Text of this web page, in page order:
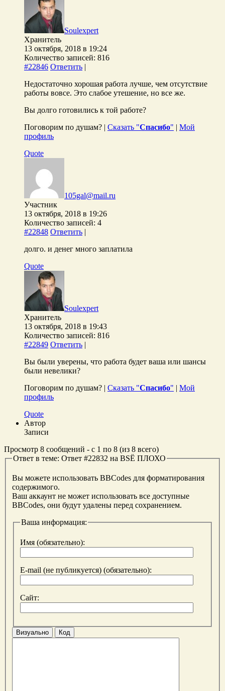
Soulexpert
Хранитель
13 октября, 2018 в 19:24
Количество записей: 816
#22846 Ответить |
Недостаточно хорошая работа лучше, чем отсутствие
работы вовсе. Это слабое утешение, но все же.
Вы долго готовились к той работе?
Поговорим по душам? | Сказать "Спасибо" | Мой
профиль
Quote
105gal@mail.ru
Участник
13 октября, 2018 в 19:26
Количество записей: 4
#22848 Ответить |
долго. и денег много заплатила
Quote
Soulexpert
Хранитель
13 октября, 2018 в 19:43
Количество записей: 816
#22849 Ответить |
Вы были уверены, что работа будет ваша или шансы
были невелики?
Поговорим по душам? | Сказать "Спасибо" | Мой
профиль
Quote
Автор
Записи
Просмотр 8 сообщений - с 1 по 8 (из 8 всего)
Ответ в теме: Ответ #22832 на ВSЁ ПЛОХО
Вы можете использовать BBCodes для форматирования
содержимого.
Ваш аккаунт не может использовать все доступные
BBCodes, они будут удалены перед сохранением.
Ваша информация:
Имя (обязательно):
E-mail (не публикуется) (обязательно):
Сайт:
Визуально Код